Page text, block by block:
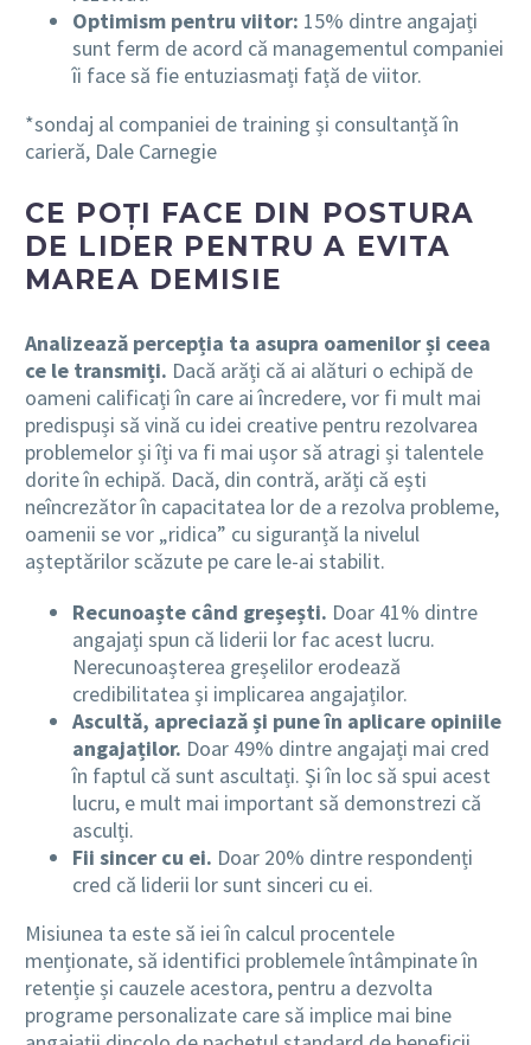
Optimism pentru viitor: 15% dintre angajați
sunt ferm de acord că managementul companiei
îi face să fie entuziasmați față de viitor.
*sondaj al companiei de training și consultanță în
carieră, Dale Carnegie
CE POȚI FACE DIN POSTURA
DE LIDER PENTRU A EVITA
MAREA DEMISIE
Analizează percepția ta asupra oamenilor și ceea
ce le transmiți. Dacă arăți că ai alături o echipă de
oameni calificați în care ai încredere, vor fi mult mai
predispuși să vină cu idei creative pentru rezolvarea
problemelor și îți va fi mai ușor să atragi și talentele
dorite în echipă. Dacă, din contră, arăți că ești
neîncrezător în capacitatea lor de a rezolva probleme,
oamenii se vor „ridica” cu siguranță la nivelul
așteptărilor scăzute pe care le-ai stabilit.
Recunoaște când greșești. Doar 41% dintre
angajați spun că liderii lor fac acest lucru.
Nerecunoașterea greșelilor erodează
credibilitatea și implicarea angajaților.
Ascultă, apreciază și pune în aplicare opiniile
angajaților. Doar 49% dintre angajați mai cred
în faptul că sunt ascultați. Și în loc să spui acest
lucru, e mult mai important să demonstrezi că
asculți.
Fii sincer cu ei. Doar 20% dintre respondenți
cred că liderii lor sunt sinceri cu ei.
Misiunea ta este să iei în calcul procentele
menționate, să identifici problemele întâmpinate în
retenție și cauzele acestora, pentru a dezvolta
programe personalizate care să implice mai bine